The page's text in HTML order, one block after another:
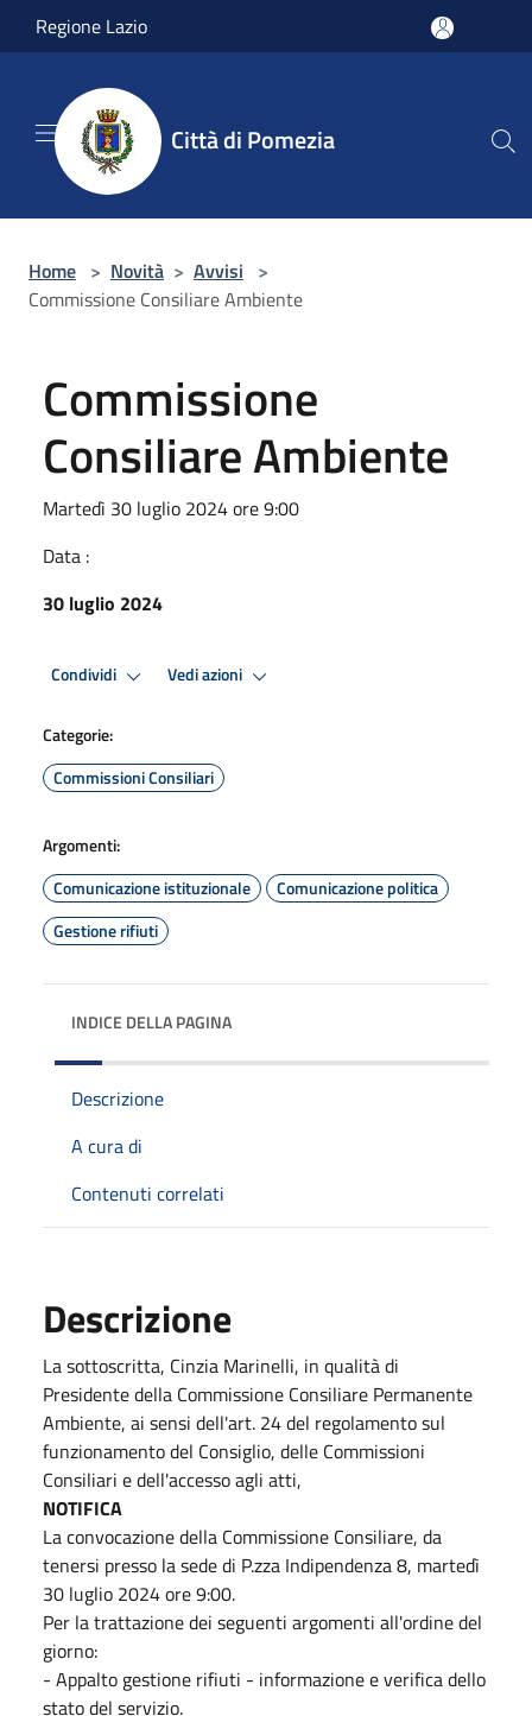
Salta al contenuto principale
Regione Lazio
Città di Pomezia
Home > Novità > Avvisi >
Commissione Consiliare Ambiente
Commissione
Consiliare Ambiente
Martedì 30 luglio 2024 ore 9:00
Data :
30 luglio 2024
Condividi Vedi azioni
Categorie:
Commissioni Consiliari
Argomenti:
Comunicazione istituzionale
Comunicazione politica
Gestione rifiuti
INDICE DELLA PAGINA
Descrizione
A cura di
Contenuti correlati
Descrizione
La sottoscritta, Cinzia Marinelli, in qualità di
Presidente della Commissione Consiliare Permanente
Ambiente, ai sensi dell'art. 24 del regolamento sul
funzionamento del Consiglio, delle Commissioni
Consiliari e dell'accesso agli atti,
NOTIFICA
La convocazione della Commissione Consiliare, da
tenersi presso la sede di P.zza Indipendenza 8, martedì
30 luglio 2024 ore 9:00.
Per la trattazione dei seguenti argomenti all'ordine del
giorno:
- Appalto gestione rifiuti - informazione e verifica dello
stato del servizio.